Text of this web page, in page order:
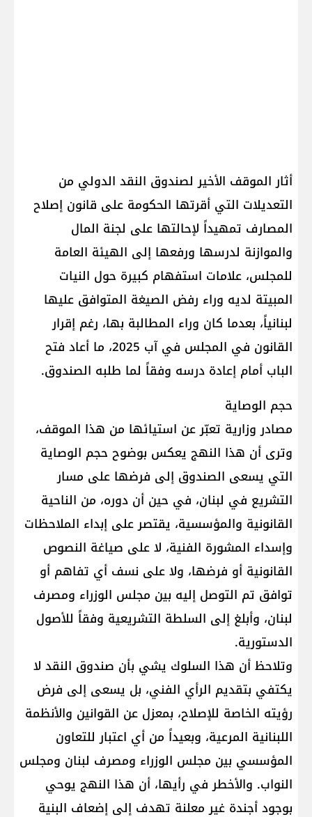
أثار الموقف الأخير لصندوق النقد الدولي من
التعديلات التي أقرتها الحكومة على قانون إصلاح
المصارف تمهيداً لإحالتها ‏على لجنة المال
والموازنة لدرسها ورفعها إلى الهيئة العامة
للمجلس، علامات استفهام كبيرة حول النيات
المبيتة لديه ‏وراء رفض الصيغة المتوافق عليها
لبنانياً، بعدما كان وراء المطالبة بها، رغم إقرار
القانون في المجلس في آب 2025، ما ‏أعاد فتح
الباب أمام إعادة درسه وفقاً لما طلبه الصندوق.‏
حجم الوصاية
مصادر وزارية تعبّر عن استيائها من هذا الموقف،
وترى أن هذا النهج يعكس بوضوح حجم الوصاية
التي يسعى ‏الصندوق إلى فرضها على مسار
التشريع في لبنان، في حين أن دوره، من الناحية
القانونية والمؤسسية، يقتصر على ‏إبداء الملاحظات
وإسداء المشورة الفنية، لا على صياغة النصوص
القانونية أو فرضها، ولا على نسف أي تفاهم أو
‏توافق تم التوصل إليه بين مجلس الوزراء ومصرف
لبنان، وأبلغ إلى السلطة التشريعية وفقاً للأصول
الدستورية.‏
وتلاحظ أن هذا السلوك يشي بأن صندوق النقد لا
يكتفي بتقديم الرأي الفني، بل يسعى إلى فرض
رؤيته الخاصة ‏للإصلاح، بمعزل عن القوانين والأنظمة
اللبنانية المرعية، وبعيداً من أي اعتبار للتعاون
المؤسسي بين مجلس الوزراء ‏ومصرف لبنان ومجلس
النواب. والأخطر في رأيها، أن هذا النهج يوحي
بوجود أجندة غير معلنة تهدف إلى إضعاف البنية